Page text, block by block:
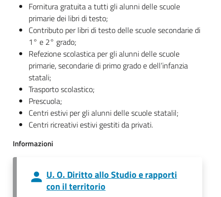
Fornitura gratuita a tutti gli alunni delle scuole
primarie dei libri di testo;
Contributo per libri di testo delle scuole secondarie di
1° e 2° grado;
Refezione scolastica per gli alunni delle scuole
primarie, secondarie di primo grado e dell’infanzia
statali;
Trasporto scolastico;
Prescuola;
Centri estivi per gli alunni delle scuole statalil;
Centri ricreativi estivi gestiti da privati.
Informazioni
U. O. Diritto allo Studio e rapporti
con il territorio